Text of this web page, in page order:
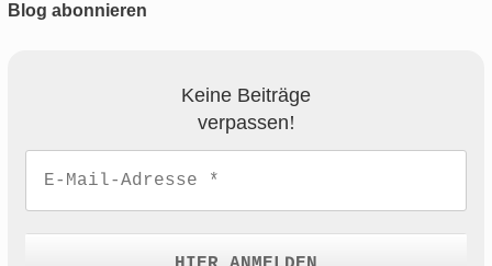
Blog abonnieren
Keine Beiträge
verpassen!